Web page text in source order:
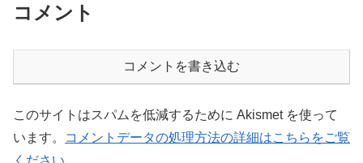
コメント
コメントを書き込む
このサイトはスパムを低減するために Akismet を使って
います。
コメントデータの処理方法の詳細はこちらをご覧
ください。